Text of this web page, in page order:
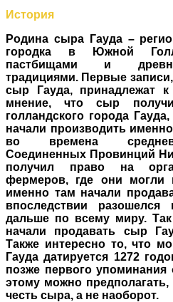
История
Родина сыра Гауда –
городка в Южной
пастбищами и
традициями. Первые
сыр Гауда, принадлежат к
мнение, что сыр
голландского города
начали производить
во времена
Соединенных Провинций
получил право на
фермеров, где они могли
именно там начали
впоследствии
дальше по всему миру.
начали продавать сыр
Также интересно то, что
Гауда датируется 1272
позже первого
этому можно
честь сыра, а не наоборот.